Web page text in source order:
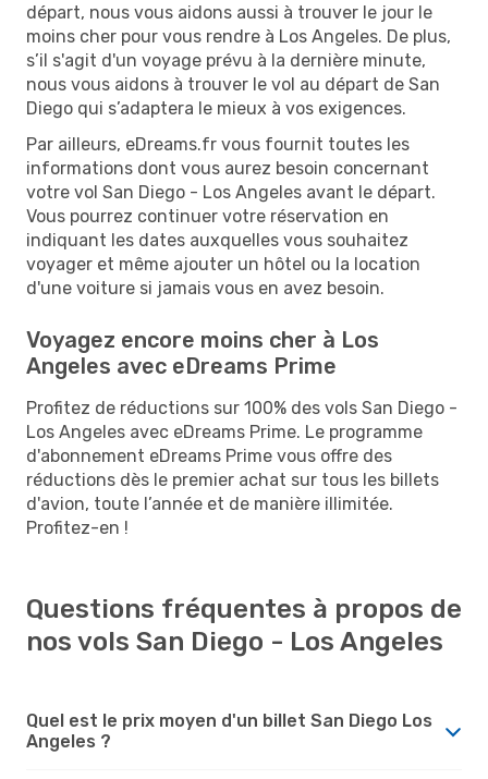
départ, nous vous aidons aussi à trouver le jour le
moins cher pour vous rendre à Los Angeles. De plus,
s’il s'agit d'un voyage prévu à la dernière minute,
nous vous aidons à trouver le vol au départ de San
Diego qui s’adaptera le mieux à vos exigences.
Par ailleurs, eDreams.fr vous fournit toutes les
informations dont vous aurez besoin concernant
votre vol San Diego - Los Angeles avant le départ.
Vous pourrez continuer votre réservation en
indiquant les dates auxquelles vous souhaitez
voyager et même ajouter un hôtel ou la location
d'une voiture si jamais vous en avez besoin.
Voyagez encore moins cher à Los
Angeles avec eDreams Prime
Profitez de réductions sur 100% des vols San Diego -
Los Angeles avec eDreams Prime. Le programme
d'abonnement eDreams Prime vous offre des
réductions dès le premier achat sur tous les billets
d'avion, toute l’année et de manière illimitée.
Profitez-en !
Questions fréquentes à propos de
nos vols San Diego - Los Angeles
Quel est le prix moyen d'un billet San Diego Los
Angeles ?